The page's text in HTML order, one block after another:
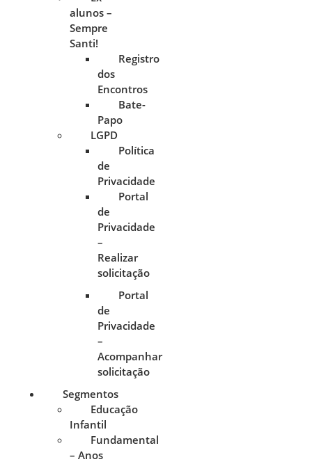
alunos –
Sempre
Santi!
Registro
dos
Encontros
Bate-
Papo
LGPD
Política
de
Privacidade
Portal
de
Privacidade
–
Realizar
solicitação
Portal
de
Privacidade
–
Acompanhar
solicitação
Segmentos
Educação
Infantil
Fundamental
– Anos